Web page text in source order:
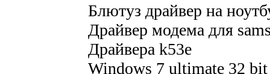
Блютуз драйвер на
Драйвер модема для
Драйвера k53e
Windows 7 ultimate 32